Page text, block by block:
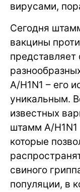
вирусами,
Сегодня
вакцины
представляет
А/H1N1 – его
уникальным.
известных
штамм А/H1N1
которые
свиного
популяции, в